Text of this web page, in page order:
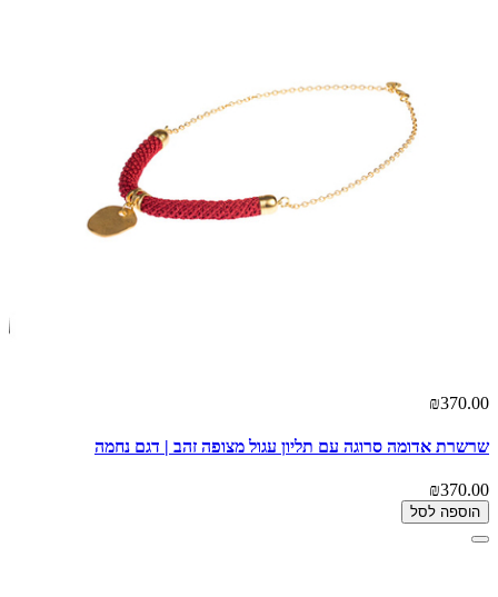
₪370.00
שרשרת אדומה סרוגה עם תליון עגול מצופה זהב | דגם נחמה
₪370.00
הוספה לסל